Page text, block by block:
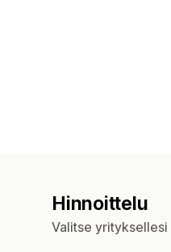
Hinnoittelu
Valitse yrityksellesi